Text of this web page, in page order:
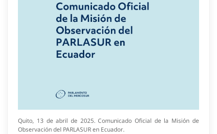
Quito, 13 de abril de 2025. Comunicado Oficial de la Misión de
Observación del PARLASUR en Ecuador.